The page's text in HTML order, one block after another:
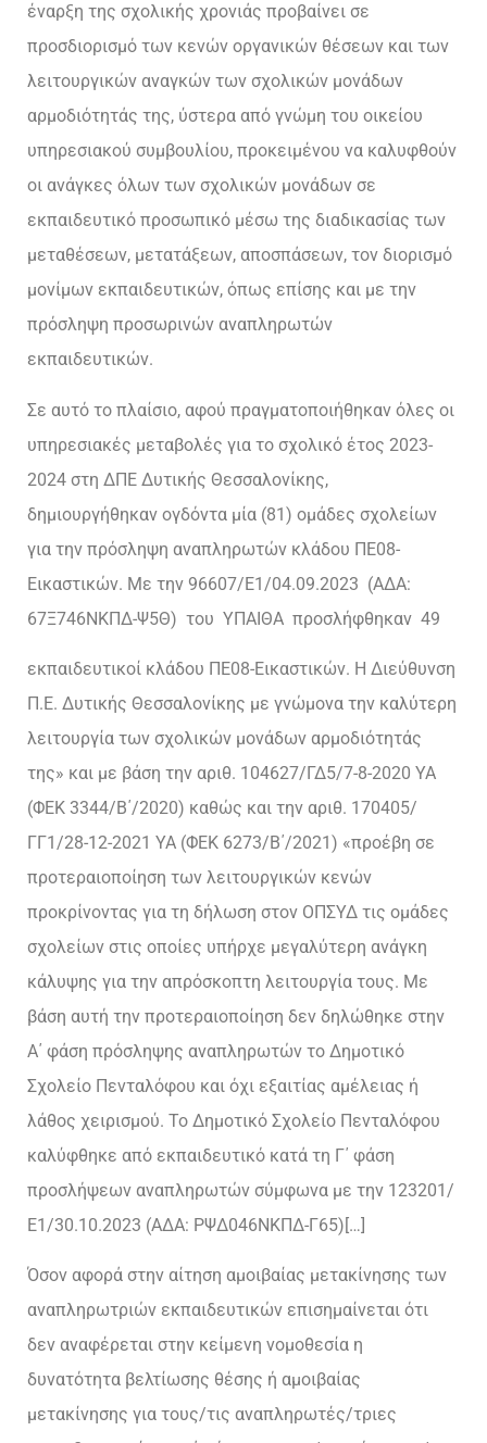
έναρξη της σχολικής χρονιάς προβαίνει σε
προσδιορισμό των κενών οργανικών θέσεων και των
λειτουργικών αναγκών των σχολικών μονάδων
αρμοδιότητάς της, ύστερα από γνώμη του οικείου
υπηρεσιακού συμβουλίου, προκειμένου να καλυφθούν
οι ανάγκες όλων των σχολικών μονάδων σε
εκπαιδευτικό προσωπικό μέσω της διαδικασίας των
μεταθέσεων, μετατάξεων, αποσπάσεων, τον διορισμό
μονίμων εκπαιδευτικών, όπως επίσης και με την
πρόσληψη προσωρινών αναπληρωτών
εκπαιδευτικών.
Σε αυτό το πλαίσιο, αφού πραγματοποιήθηκαν όλες οι
υπηρεσιακές μεταβολές για το σχολικό έτος 2023-
2024 στη ΔΠΕ Δυτικής Θεσσαλονίκης,
δημιουργήθηκαν ογδόντα μία (81) ομάδες σχολείων
για την πρόσληψη αναπληρωτών κλάδου ΠΕ08-
Εικαστικών. Με την 96607/Ε1/04.09.2023 (ΑΔΑ:
67Ξ746ΝΚΠΔ-Ψ5Θ) του ΥΠΑΙΘΑ προσλήφθηκαν 49
εκπαιδευτικοί κλάδου ΠΕ08-Εικαστικών. Η Διεύθυνση
Π.Ε. Δυτικής Θεσσαλονίκης με γνώμονα την καλύτερη
λειτουργία των σχολικών μονάδων αρμοδιότητάς
της» και με βάση την αριθ. 104627/ΓΔ5/7-8-2020 ΥΑ
(ΦΕΚ 3344/Β΄/2020) καθώς και την αριθ. 170405/
ΓΓ1/28-12-2021 ΥΑ (ΦΕΚ 6273/Β΄/2021) «προέβη σε
προτεραιοποίηση των λειτουργικών κενών
προκρίνοντας για τη δήλωση στον ΟΠΣΥΔ τις ομάδες
σχολείων στις οποίες υπήρχε μεγαλύτερη ανάγκη
κάλυψης για την απρόσκοπτη λειτουργία τους. Με
βάση αυτή την προτεραιοποίηση δεν δηλώθηκε στην
Α΄ φάση πρόσληψης αναπληρωτών το Δημοτικό
Σχολείο Πενταλόφου και όχι εξαιτίας αμέλειας ή
λάθος χειρισμού. Το Δημοτικό Σχολείο Πενταλόφου
καλύφθηκε από εκπαιδευτικό κατά τη Γ΄ φάση
προσλήψεων αναπληρωτών σύμφωνα με την 123201/
Ε1/30.10.2023 (ΑΔΑ: ΡΨΔ046ΝΚΠΔ-Γ65)[…]
Όσον αφορά στην αίτηση αμοιβαίας μετακίνησης των
αναπληρωτριών εκπαιδευτικών επισημαίνεται ότι
δεν αναφέρεται στην κείμενη νομοθεσία η
δυνατότητα βελτίωσης θέσης ή αμοιβαίας
μετακίνησης για τους/τις αναπληρωτές/τριες